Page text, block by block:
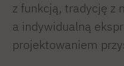
z funkcją, tradycję z
a indywidualną
projektowaniem